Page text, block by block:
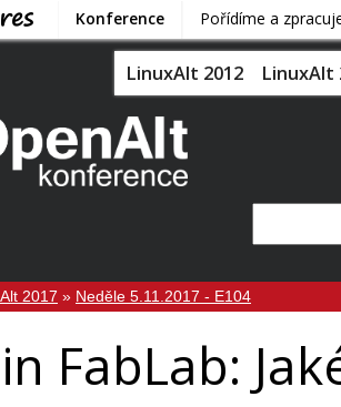
Konference Pořídíme a
LinuxAlt 2012 LinuxAlt
2017 » Neděle 5.11.2017 - E104
FabLab: